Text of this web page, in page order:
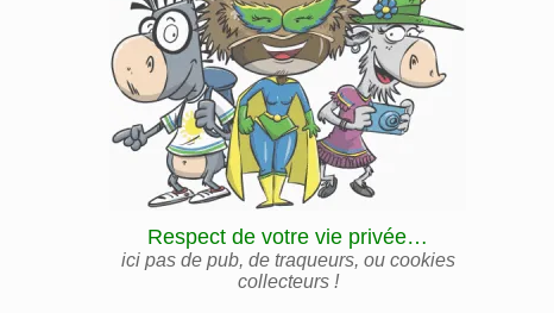
Respect de votre vie privée…
ici pas de pub, de traqueurs, ou cookies
collecteurs !